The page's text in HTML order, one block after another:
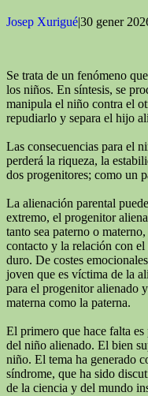
Josep Xurigué|30 gener
Se trata de un fenómeno
los niños. En síntesis, se
manipula el niño contra el
repudiarlo y separa el hijo
Las consecuencias para el
perderá la riqueza, la
dos progenitores; como un
La alienación parental
extremo, el progenitor
tanto sea paterno o
contacto y la relación con
duro. De costes
joven que es víctima de la
para el progenitor alienado
materna como la paterna.
El primero que hace falta
del niño alienado. El bien
niño. El tema ha generado
síndrome, que ha sido
de la ciencia y del mundo